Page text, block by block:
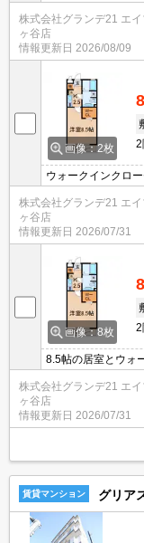
は防犯カメラ＆オ
物件！さらにセコ
株式会社グランデ21 エ
ヶ谷店
情報更新日 2026/08/09
画像：2枚
2
ウォークインクロ
い方におススメ♪セ
ートロックと防犯
彡
株式会社グランデ21 エ
ヶ谷店
情報更新日 2026/07/31
画像：8枚
2
8.5帖の居室とウォ
のオートロックが
ます！さらにイン
株式会社グランデ21 エ
ヶ谷店
情報更新日 2026/07/31
賃貸マンション グリア